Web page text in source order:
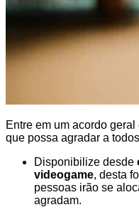
Entre em um acordo
que possa agradar a
Disponibilize desde
videogame, desta
pessoas irão se
agradam.